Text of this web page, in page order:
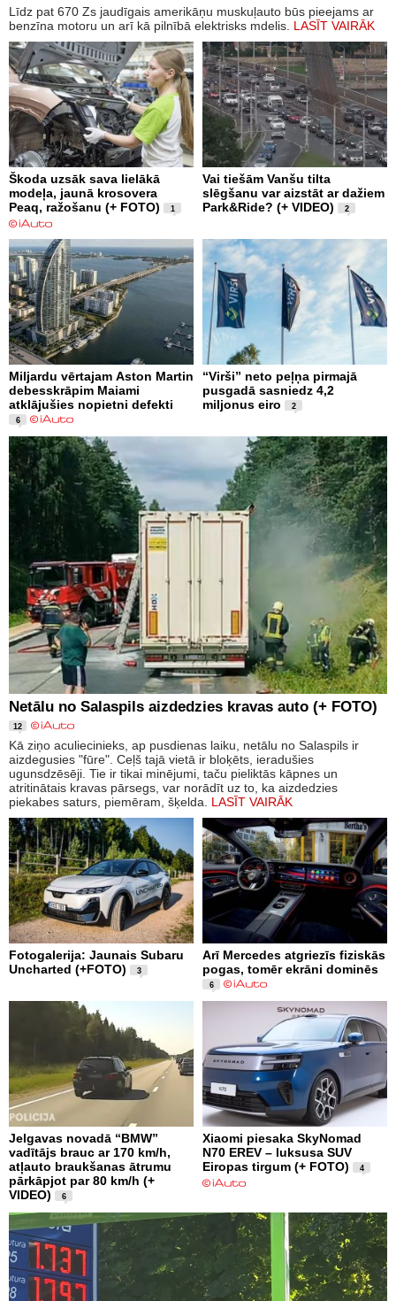
Līdz pat 670 Zs jaudīgais amerikāņu muskuļauto būs pieejams ar
benzīna motoru un arī kā pilnībā elektrisks mdelis. LASĪT VAIRĀK
Škoda uzsāk sava lielākā
modeļa, jaunā krosovera
Peaq, ražošanu (+ FOTO)
1
Vai tiešām Vanšu tilta
slēgšanu var aizstāt ar dažiem
Park&Ride? (+ VIDEO)
2
Miljardu vērtajam Aston Martin
debesskrāpim Maiami
atklājušies nopietni defekti
6
“Virši” neto peļņa pirmajā
pusgadā sasniedz 4,2
miljonus eiro
2
Netālu no Salaspils aizdedzies kravas auto (+ FOTO)
12
Kā ziņo aculiecinieks, ap pusdienas laiku, netālu no Salaspils ir
aizdegusies "fūre". Ceļš tajā vietā ir bloķēts, ieradušies
ugunsdzēsēji. Tie ir tikai minējumi, taču pieliktās kāpnes un
atritinātais kravas pārsegs, var norādīt uz to, ka aizdedzies
piekabes saturs, piemēram, šķelda. LASĪT VAIRĀK
Fotogalerija: Jaunais Subaru
Uncharted (+FOTO)
3
Arī Mercedes atgriezīs fiziskās
pogas, tomēr ekrāni dominēs
6
Jelgavas novadā “BMW”
vadītājs brauc ar 170 km/h,
atļauto braukšanas ātrumu
pārkāpjot par 80 km/h (+
VIDEO)
6
Xiaomi piesaka SkyNomad
N70 EREV – luksusa SUV
Eiropas tirgum (+ FOTO)
4